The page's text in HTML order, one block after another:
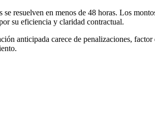
resuelven en menos de 48 horas. Los
su eficiencia y claridad contractual.
anticipada carece de penalizaciones,